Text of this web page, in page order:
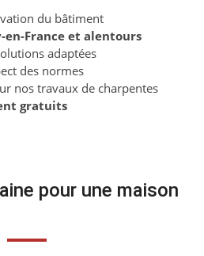
du bâtiment
en-France et alentours
adaptées
des normes
nos travaux de charpentes
gratuits
pour une maison